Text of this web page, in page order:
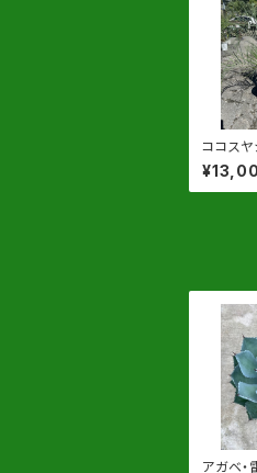
ココスヤ
品】
アガベ・